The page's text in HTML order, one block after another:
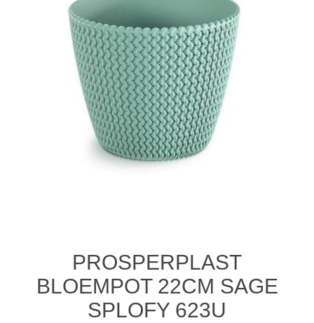
PROSPERPLAST
BLOEMPOT 22CM SAGE
SPLOFY 623U